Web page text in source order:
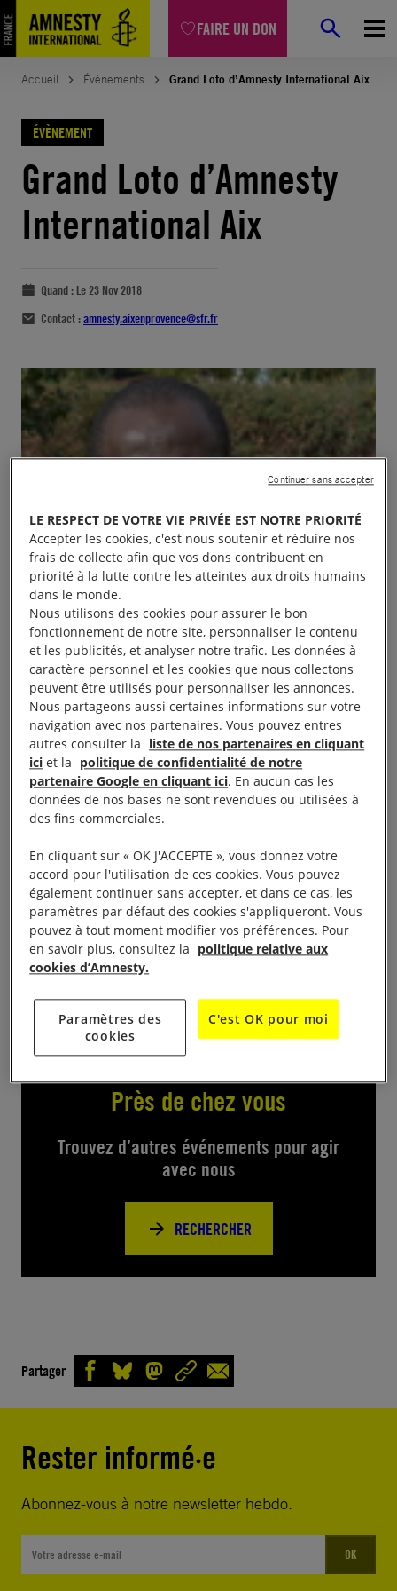
FAIRE UN DON
Accueil Évènements Grand Loto d’Amnesty International Aix
ÉVÈNEMENT
Grand Loto d’Amnesty
International Aix
Quand : Le 23 Nov 2018
Contact :amnesty.aixenprovence@sfr.fr
Ce loto, avec ses nombreux lots offerts par les
commerçants locaux, permet au groupe aixois de se
se financer. Pour garantir notre indépendance, nous
ne sollicitons pas de subvention, mais nous avons
besoin de vous. Il est dédié cette année à Biram
Dah Abeid, militant anti-esclavagiste mauritanien,
emprisonné injustement. Salle Voltaire, 11 rue des
Mulatiers à 20h à 22h30.
Près de chez vous
Trouvez d’autres événements pour agir
avec nous
RECHERCHER
Partager
Rester informé·e
Abonnez-vous à notre newsletter hebdo.
OK
LE RESPECT DE VOTRE VIE PRIVÉE EST NOTRE PRIORITÉ
Accepter les cookies, c'est nous soutenir et réduire nos
frais de collecte afin que vos dons contribuent en
priorité à la lutte contre les atteintes aux droits humains
dans le monde.
Nous utilisons des cookies pour assurer le bon
fonctionnement de notre site, personnaliser le contenu
et les publicités, et analyser notre trafic. Les données à
caractère personnel et les cookies que nous collectons
peuvent être utilisés pour personnaliser les annonces.
Nous partageons aussi certaines informations sur votre
navigation avec nos partenaires. Vous pouvez entres
autres consulter la liste de nos partenaires en cliquant
ici et la politique de confidentialité de notre
partenaire Google en cliquant ici. En aucun cas les
données de nos bases ne sont revendues ou utilisées à
des fins commerciales.
En cliquant sur « OK J'ACCEPTE », vous donnez votre
accord pour l'utilisation de ces cookies. Vous pouvez
également continuer sans accepter, et dans ce cas, les
paramètres par défaut des cookies s'appliqueront. Vous
pouvez à tout moment modifier vos préférences. Pour
en savoir plus, consultez la politique relative aux
cookies d’Amnesty.
Paramètres des
cookies
C'est OK pour moi
Continuer sans accepter